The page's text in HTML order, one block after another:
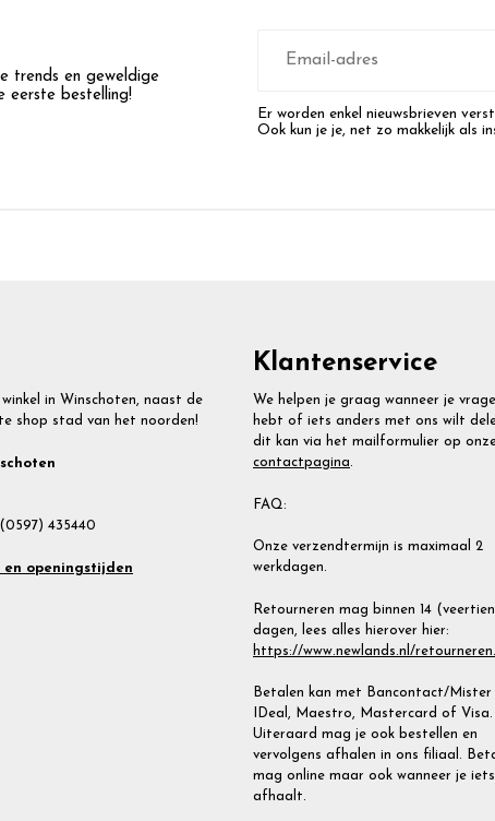
trends en geweldige
eerste bestelling!
mailadres
Er worden enkel nieuwsbrieven
Ook kun je je, net zo makkelijk als
in Winschoten, naast de
shop stad van het noorden!
435440
openingstijden
Klantenservice
We helpen je graag wanneer je
hebt of iets anders met ons wilt
dit kan via het mailformulier op
contactpagina.
FAQ:
Onze verzendtermijn is maximaal 2
werkdagen.
Retourneren mag binnen 14
dagen, lees alles hierover hier:
https://www.newlands.nl/retourneren.
Betalen kan met Bancontact/Mister
IDeal, Maestro, Mastercard of Visa.
Uiteraard mag je ook bestellen en
vervolgens afhalen in ons filiaal.
mag online maar ook wanneer je iets
afhaalt.